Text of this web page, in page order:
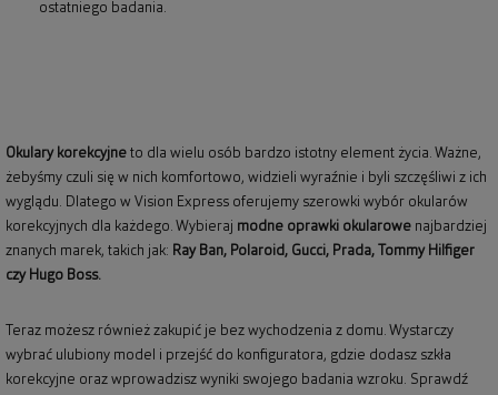
ostatniego badania.
Okulary korekcyjne to dla wielu osób bardzo istotny element życia. Ważne,
żebyśmy czuli się w nich komfortowo, widzieli wyraźnie i byli szczęśliwi z ich
wyglądu. Dlatego w Vision Express oferujemy szerowki wybór okularów
korekcyjnych dla każdego. Wybieraj modne oprawki okularowe najbardziej
znanych marek, takich jak: Ray Ban, Polaroid , Gucci, Prada, Tommy Hilfiger
czy Hugo Boss.
Teraz możesz również zakupić je bez wychodzenia z domu. Wystarczy
wybrać ulubiony model i przejść do konfiguratora, gdzie dodasz szkła
korekcyjne oraz wprowadzisz wyniki swojego badania wzroku. Sprawdź